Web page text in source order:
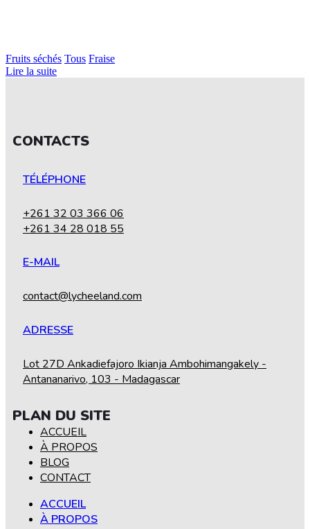
Fruits séchés Tous Fraise
Lire la suite
CONTACTS
TÉLÉPHONE
+261 32 03 366 06
+261 34 28 018 55
E-MAIL
contact@lycheeland.com
ADRESSE
Lot 27D Ankadiefajoro Ikianja Ambohimangakely -
Antananarivo, 103 - Madagascar
PLAN DU SITE
ACCUEIL
À PROPOS
BLOG
CONTACT
ACCUEIL
À PROPOS